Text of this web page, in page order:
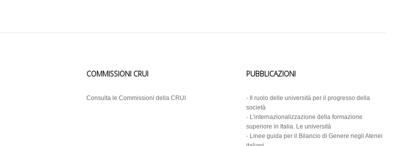
COMMISSIONI CRUI
Consulta le Commissioni della CRUI
PUBBLICAZIONI
-
Il ruolo delle università per il progresso della
società
- L’internazionalizzazione della formazione
superiore in Italia. Le università
- Linee guida per il Bilancio di Genere negli Atenei